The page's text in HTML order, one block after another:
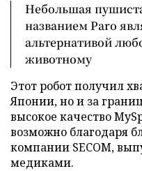
Небольшая
названием Paro
альтернативой
животному
Этот робот получил
Японии, но и за
высокое качество
возможно благодаря
компании SECOM,
медиками.